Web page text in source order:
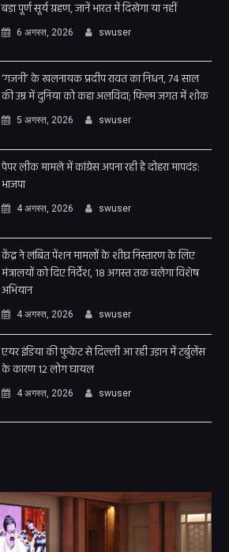
बड़ा पूर्ण सूर्य ग्रहण, जानें भारत में दिखेगा या नहीं
6 अगस्त, 2026 swuser
‘गजनी’ के खलनायक प्रदीप रावत का निधन, 74 साल
की उम्र में दुनिया को कहा अलविदा; फिल्म जगत में शोक
5 अगस्त, 2026 swuser
पेपर लीक मामले में कांग्रेस अपना रही है दोहरा मापदंड:
भाजपा
4 अगस्त, 2026 swuser
केंद्र ने लंबित पेंशन मामलों के शीघ्र निस्तारण के लिए
मंत्रालयों को दिए निर्देश, 18 अगस्त तक चलेगा विशेष
अभियान
4 अगस्त, 2026 swuser
एयर इंडिया की फुकेट से दिल्ली आ रही उड़ान में टर्बुलेंस
के कारण 12 लोग घायल
4 अगस्त, 2026 swuser